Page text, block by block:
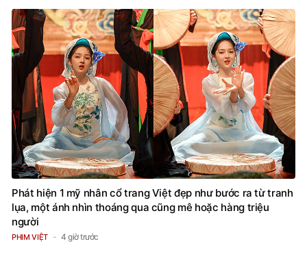
Phát hiện 1 mỹ nhân cổ trang Việt đẹp như bước ra từ tranh
lụa, một ánh nhìn thoáng qua cũng mê hoặc hàng triệu
người
PHIM VIỆT 4 giờ trước